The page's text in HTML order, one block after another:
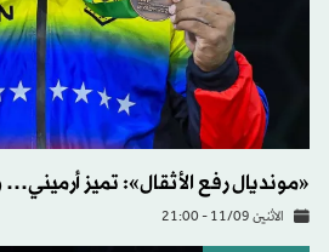
«مونديال رفع الأثقال»: تميز
الاثنين 11/09 - 21:00